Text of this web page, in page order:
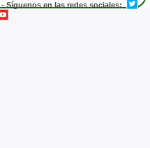
- Síguenos en las redes sociales: